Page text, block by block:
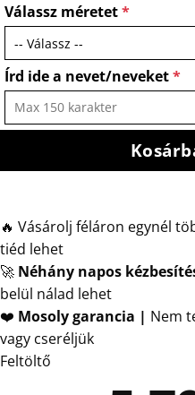
Válassz méretet*
Írd ide a nevet/neveket*
🔥 Vásárolj féláron egynél
tiéd lehet
🚀 Néhány napos
belül nálad lehet
❤️ Mosoly garancia | Nem
vagy cseréljük
Feltöltő